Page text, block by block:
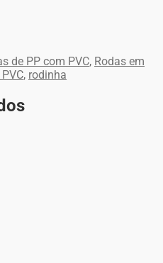
de PP com PVC, Rodas em
, rodinha